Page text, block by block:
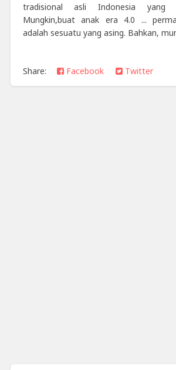
tradisional asli Indonesia yang
Mungkin,buat anak era 4.0 ...
adalah sesuatu yang asing. Bahkan,
Share:
Facebook Twitter